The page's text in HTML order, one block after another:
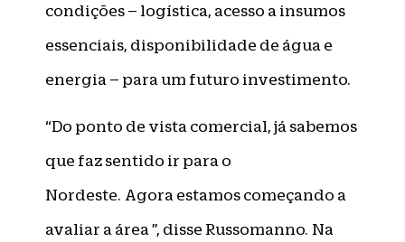
condições – logística, acesso a insumos
essenciais, disponibilidade de água e
energia – para um futuro investimento.
“Do ponto de vista comercial, já sabemos
que faz sentido ir para o
Nordeste. Agora estamos começando a
avaliar a área ”, disse Russomanno. Na